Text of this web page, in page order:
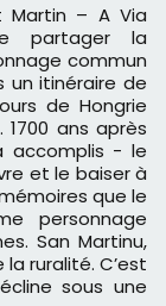
partager la
commun
un itinéraire de
de Hongrie
1700 ans après
accomplis - le
et le baiser à
que le
personnage
San Martinu,
ruralité. C’est
sous une